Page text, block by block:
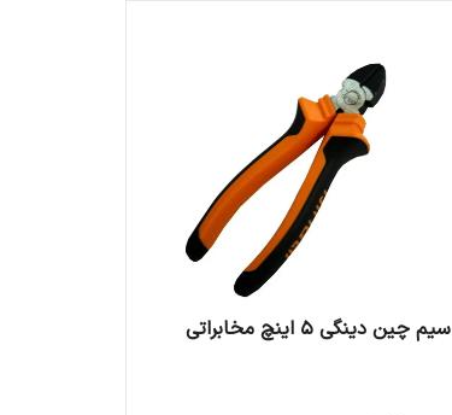
سیم چین دینگی 5 اینچ مخابراتی